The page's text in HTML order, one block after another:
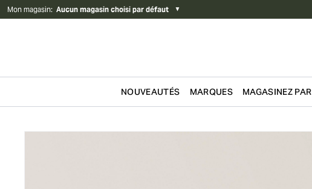
Mon magasin: Aucun magasin choisi par défaut ▼
NOUVEAUTÉS MARQUES MAGASINEZ PAR